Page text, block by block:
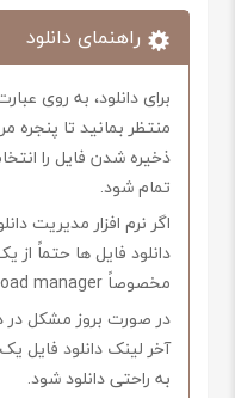
راهنمای دانلود
برای دانلود، به روی
منتظر بمانید تا
ذخیره شدن فایل را
تمام شود.
اگر نرم افزار مدیریت
دانلود فایل ها حتماً از
مخصوصاً internet download manager استفاده کنید.
در صورت بروز مشکل در
آخر لینک دانلود فایل
به راحتی دانلود شود.